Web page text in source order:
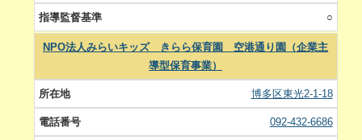
○
NPO法人みらいキッズ きらら保育園 空港通り園（企業主
導型保育事業）
博多区東光2-1-18
092-432-6686